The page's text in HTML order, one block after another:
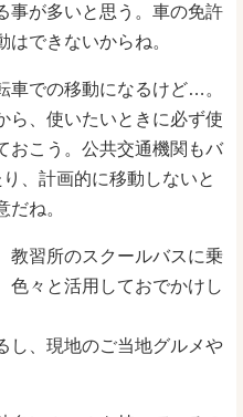
事が多いと思う。車の免許
できないからね。
車での移動になるけど…。
ら、使いたいときに必ず使
おこう。公共交通機関もバ
、計画的に移動しないと
ね。
教習所のスクールバスに乗
色々と活用しておでかけし
し、現地のご当地グルメや